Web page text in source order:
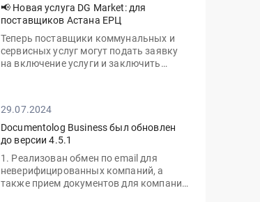
📢 Новая услуга DG Market: для
поставщиков Астана ЕРЦ
Теперь поставщики коммунальных и
сервисных услуг могут подать заявку
на включение услуги и заключить
29.07.2024
Documentolog Business был обновлен
до версии 4.5.1
1. Реализован обмен по email для
неверифицированных компаний, а
также прием документов для компаний